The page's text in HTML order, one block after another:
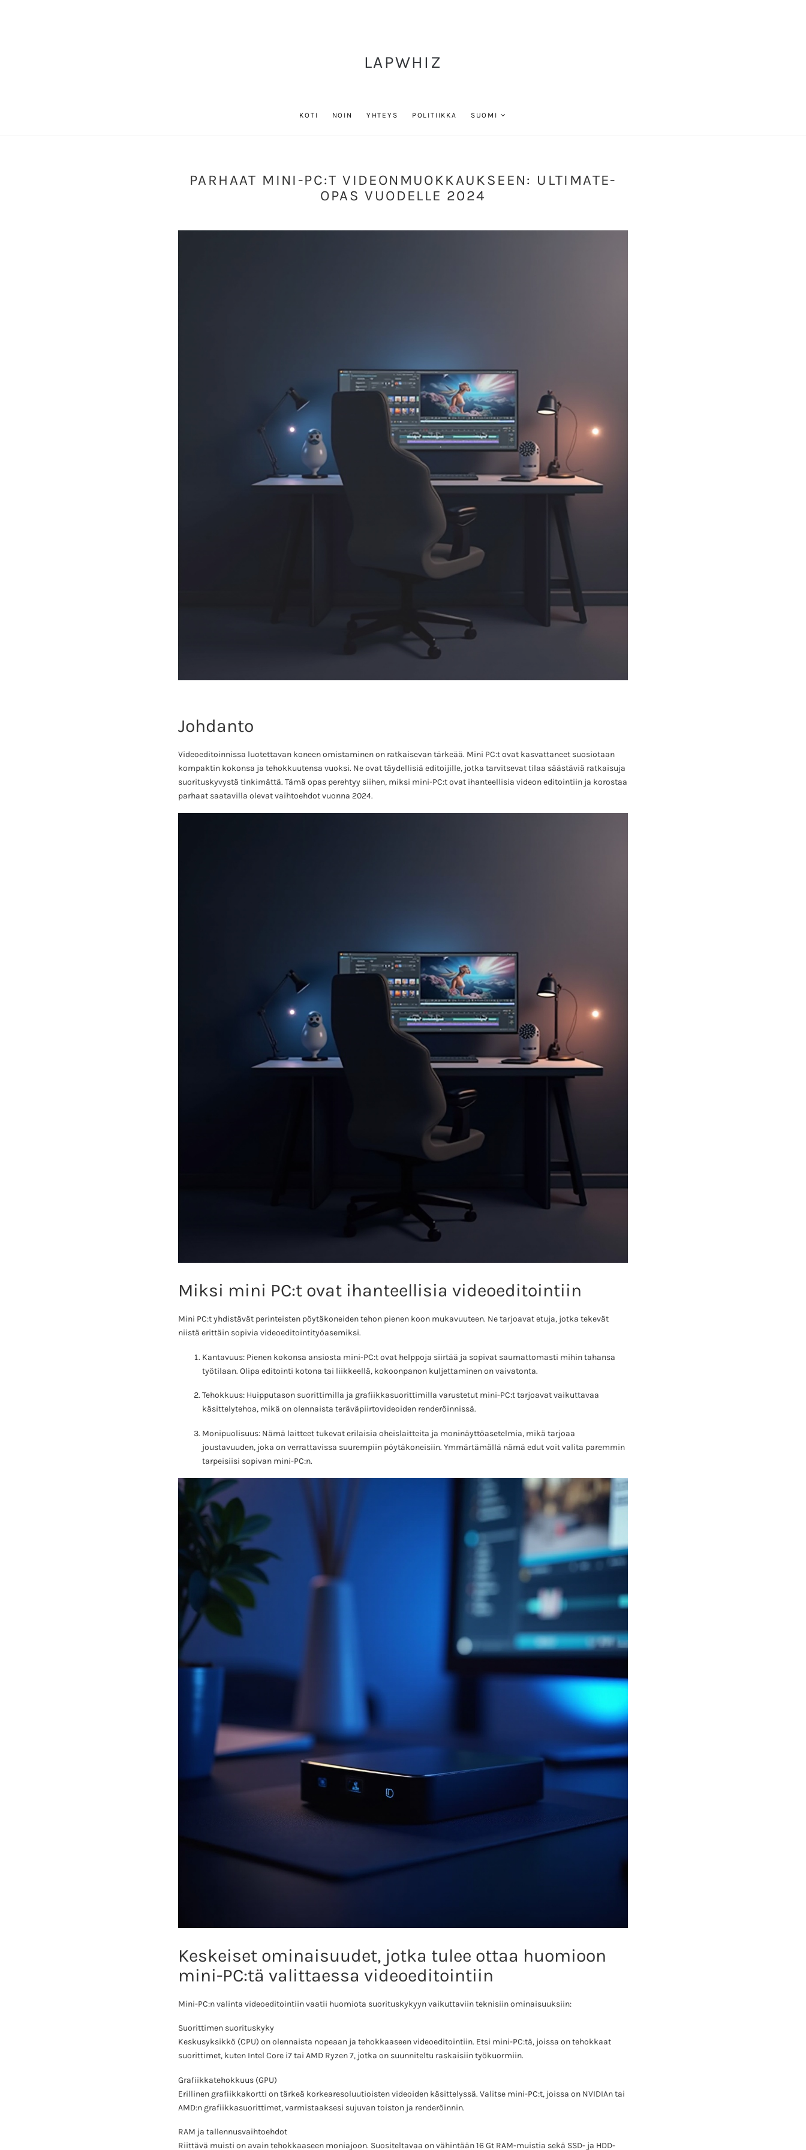
LAPWHIZ
KOTI NOIN YHTEYS POLITIIKKA SUOMI
PARHAAT MINI-PC:T VIDEONMUOKKAUKSEEN: ULTIMATE-
OPAS VUODELLE 2024
Johdanto
Videoeditoinnissa luotettavan koneen omistaminen on ratkaisevan tärkeää. Mini PC:t ovat kasvattaneet suosiotaan
kompaktin kokonsa ja tehokkuutensa vuoksi. Ne ovat täydellisiä editoijille, jotka tarvitsevat tilaa säästäviä ratkaisuja
suorituskyvystä tinkimättä. Tämä opas perehtyy siihen, miksi mini-PC:t ovat ihanteellisia videon editointiin ja korostaa
parhaat saatavilla olevat vaihtoehdot vuonna 2024.
Miksi mini PC:t ovat ihanteellisia videoeditointiin
Mini PC:t yhdistävät perinteisten pöytäkoneiden tehon pienen koon mukavuuteen. Ne tarjoavat etuja, jotka tekevät
niistä erittäin sopivia videoeditointityöasemiksi.
Kantavuus: Pienen kokonsa ansiosta mini-PC:t ovat helppoja siirtää ja sopivat saumattomasti mihin tahansa
työtilaan. Olipa editointi kotona tai liikkeellä, kokoonpanon kuljettaminen on vaivatonta.
Tehokkuus: Huipputason suorittimilla ja grafiikkasuorittimilla varustetut mini-PC:t tarjoavat vaikuttavaa
käsittelytehoa, mikä on olennaista teräväpiirtovideoiden renderöinnissä.
Monipuolisuus: Nämä laitteet tukevat erilaisia oheislaitteita ja moninäyttöasetelmia, mikä tarjoaa
joustavuuden, joka on verrattavissa suurempiin pöytäkoneisiin. Ymmärtämällä nämä edut voit valita paremmin
tarpeisiisi sopivan mini-PC:n.
Keskeiset ominaisuudet, jotka tulee ottaa huomioon
mini-PC:tä valittaessa videoeditointiin
Mini-PC:n valinta videoeditointiin vaatii huomiota suorituskykyyn vaikuttaviin teknisiin ominaisuuksiin:
Suorittimen suorituskyky
Keskusyksikkö (CPU) on olennaista nopeaan ja tehokkaaseen videoeditointiin. Etsi mini-PC:tä, joissa on tehokkaat
suorittimet, kuten Intel Core i7 tai AMD Ryzen 7, jotka on suunniteltu raskaisiin työkuormiin.
Grafiikkatehokkuus (GPU)
Erillinen grafiikkakortti on tärkeä korkearesoluutioisten videoiden käsittelyssä. Valitse mini-PC:t, joissa on NVIDIAn tai
AMD:n grafiikkasuorittimet, varmistaaksesi sujuvan toiston ja renderöinnin.
RAM ja tallennusvaihtoehdot
Riittävä muisti on avain tehokkaaseen moniajoon. Suositeltavaa on vähintään 16 Gt RAM-muistia sekä SSD- ja HDD-